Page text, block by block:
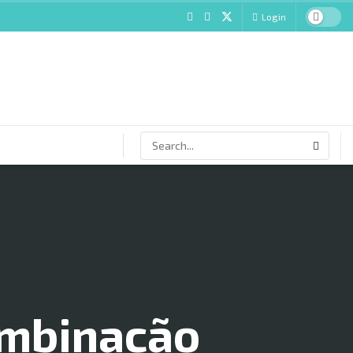
Login